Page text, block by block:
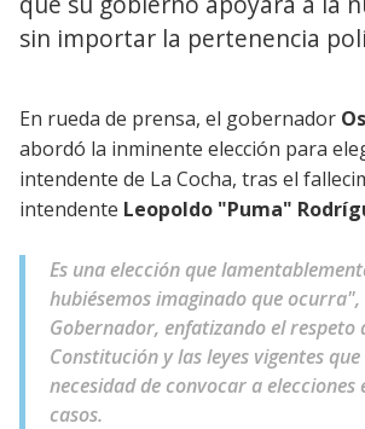
sin importar la pertenencia
En rueda de prensa, el gobernador
abordó la inminente elección para
intendente de La Cocha, tras el
intendente Leopoldo "Puma"
Es una elección que
hubiésemos imaginado que ocurra",
Gobernador, enfatizando el respeto
Constitución y las leyes vigentes
necesidad de convocar a elecciones
casos.